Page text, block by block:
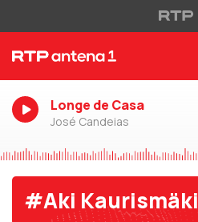
Longe de Casa
José Candeias
#Aki Kaurismäki